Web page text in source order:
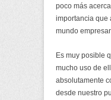
poco más
importancia que
mundo
Es muy posible
mucho uso de
absolutamente
desde nuestro